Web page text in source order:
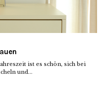
ist es schön, sich bei
und...